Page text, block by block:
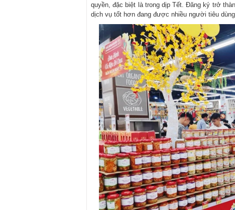
quyền, đặc biệt là trong dịp Tết. Đăng ký trở
dịch vụ tốt hơn đang được nhiều người tiêu